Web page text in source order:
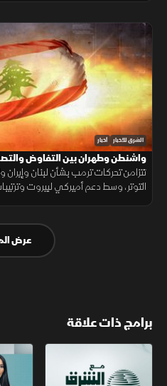
الشرق للأخبار أخبار
واشنطن وطهران بين التفاوض
تتزامن تحركات ترمب بشأن لبنان
التوتر، وسط دعم أميركي لبيروت
عرض
برامج ذات علاقة
مع الشرق الأوسط الخبر